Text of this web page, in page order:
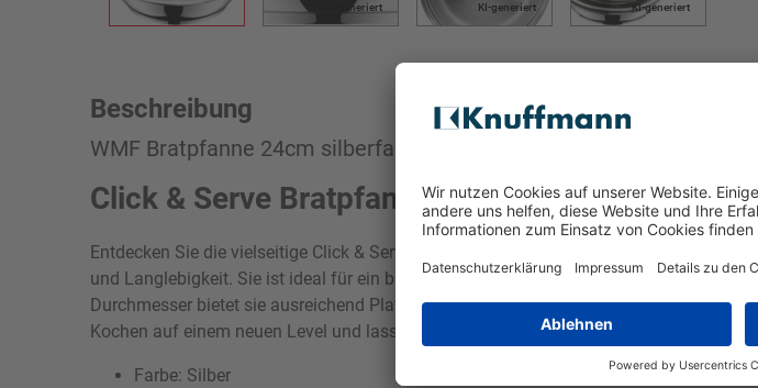
KI-generiert KI-generiert KI-generiert
Beschreibung
WMF Bratpfanne 24cm silberfarben
Click & Serve Bratpfanne Silber
Entdecken Sie die vielseitige Click & Serve Bratpfanne in elegantem Silber.
und Langlebigkeit. Sie ist ideal für ein breites Spektrum von Gerichten und kann auf
Durchmesser bietet sie ausreichend Platz für Ihre Lieblingsgerichte. Das Modell
Kochen auf einem neuen Level und lassen Sie sich von der Qualität und Leistung
Farbe: Silber